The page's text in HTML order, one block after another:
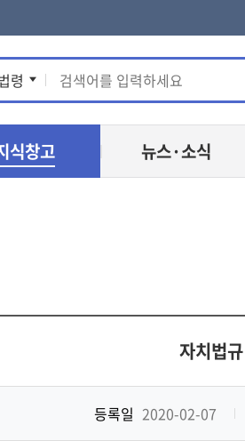
통
합
검
령
식창고 뉴스·소식
자치법
등록일 2020-02-07